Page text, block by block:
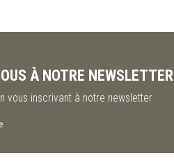
À NOTRE NEWSLETTER
vous inscrivant à notre newsletter